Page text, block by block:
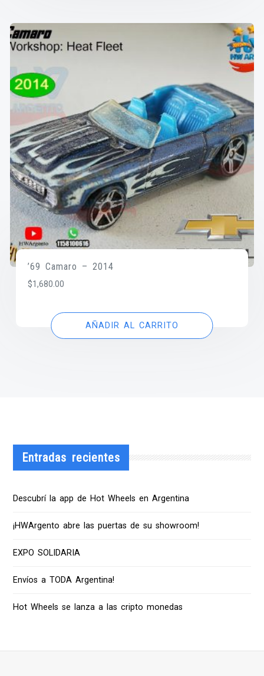
’69 Camaro – 2014
$1,680.00
AÑADIR AL CARRITO
Entradas recientes
Descubrí la app de Hot Wheels en Argentina
¡HWArgento abre las puertas de su showroom!
EXPO SOLIDARIA
Envíos a TODA Argentina!
Hot Wheels se lanza a las cripto monedas